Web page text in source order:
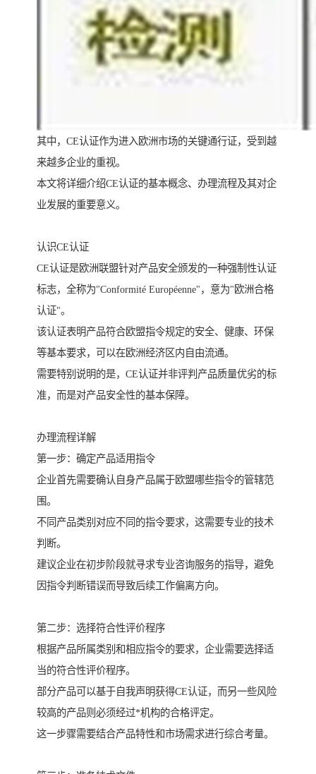
其中，CE认证作为进入欧洲市场的关键通行证，受到越
来越多企业的重视。
本文将详细介绍CE认证的基本概念、办理流程及其对企
业发展的重要意义。
认识CE认证
CE认证是欧洲联盟针对产品安全颁发的一种强制性认证
标志，全称为"Conformité Européenne"，意为"欧洲合格
认证"。
该认证表明产品符合欧盟指令规定的安全、健康、环保
等基本要求，可以在欧洲经济区内自由流通。
需要特别说明的是，CE认证并非评判产品质量优劣的标
准，而是对产品安全性的基本保障。
办理流程详解
第一步：确定产品适用指令
企业首先需要确认自身产品属于欧盟哪些指令的管辖范
围。
不同产品类别对应不同的指令要求，这需要专业的技术
判断。
建议企业在初步阶段就寻求专业咨询服务的指导，避免
因指令判断错误而导致后续工作偏离方向。
第二步：选择符合性评价程序
根据产品所属类别和相应指令的要求，企业需要选择适
当的符合性评价程序。
部分产品可以基于自我声明获得CE认证，而另一些风险
较高的产品则必须经过*机构的合格评定。
这一步骤需要结合产品特性和市场需求进行综合考量。